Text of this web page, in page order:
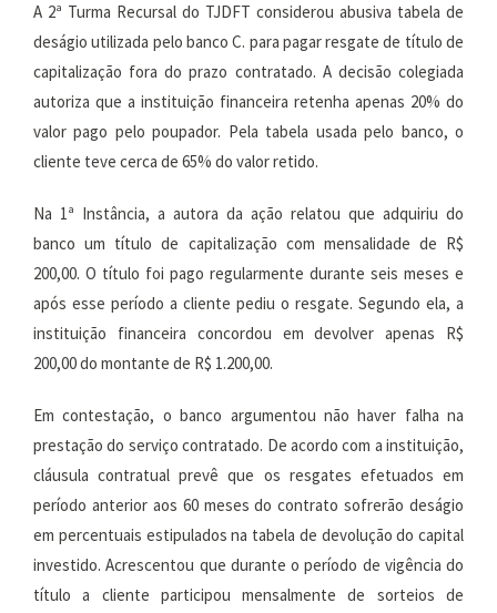
A 2ª Turma Recursal do TJDFT considerou abusiva tabela de
deságio utilizada pelo banco C. para pagar resgate de título de
capitalização fora do prazo contratado. A decisão colegiada
autoriza que a instituição financeira retenha apenas 20% do
valor pago pelo poupador. Pela tabela usada pelo banco, o
cliente teve cerca de 65% do valor retido.
Na 1ª Instância, a autora da ação relatou que adquiriu do
banco um título de capitalização com mensalidade de R$
200,00. O título foi pago regularmente durante seis meses e
após esse período a cliente pediu o resgate. Segundo ela, a
instituição financeira concordou em devolver apenas R$
200,00 do montante de R$ 1.200,00.
Em contestação, o banco argumentou não haver falha na
prestação do serviço contratado. De acordo com a instituição,
cláusula contratual prevê que os resgates efetuados em
período anterior aos 60 meses do contrato sofrerão deságio
em percentuais estipulados na tabela de devolução do capital
investido. Acrescentou que durante o período de vigência do
título a cliente participou mensalmente de sorteios de